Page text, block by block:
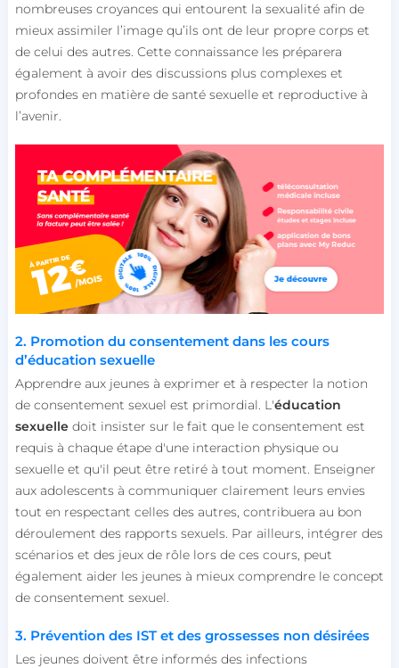
nombreuses croyances qui entourent la sexualité afin de
mieux assimiler l’image qu’ils ont de leur propre corps et
de celui des autres. Cette connaissance les préparera
également à avoir des discussions plus complexes et
profondes en matière de santé sexuelle et reproductive à
l’avenir.
2. Promotion du consentement dans les cours
d’éducation sexuelle
Apprendre aux jeunes à exprimer et à respecter la notion
de consentement sexuel est primordial. L'éducation
sexuelledoit insister sur le fait que le consentement est
requis à chaque étape d'une interaction physique ou
sexuelle et qu'il peut être retiré à tout moment. Enseigner
aux adolescents à communiquer clairement leurs envies
tout en respectant celles des autres, contribuera au bon
déroulement des rapports sexuels. Par ailleurs, intégrer des
scénarios et des jeux de rôle lors de ces cours, peut
également aider les jeunes à mieux comprendre le concept
de consentement sexuel.
3. Prévention des IST et des grossesses non désirées
Les jeunes doivent être informés des infections